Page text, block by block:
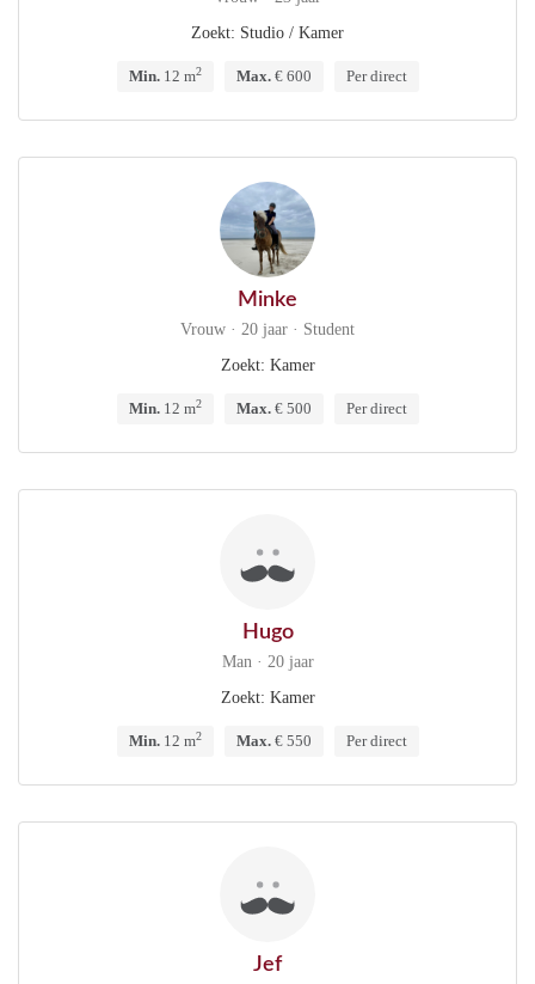
Zoekt: Studio / Kamer
Min.12 m2 Max.€ 600 Per direct
Minke
Vrouw · 20 jaar · Student
Zoekt: Kamer
Min.12 m2 Max.€ 500 Per direct
Hugo
Man · 20 jaar
Zoekt: Kamer
Min.12 m2 Max.€ 550 Per direct
Jef